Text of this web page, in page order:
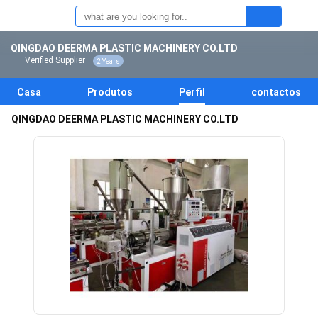
QINGDAO DEERMA PLASTIC MACHINERY CO.LTD
Verified Supplier 2 Years
Casa Produtos Perfil contactos
QINGDAO DEERMA PLASTIC MACHINERY CO.LTD